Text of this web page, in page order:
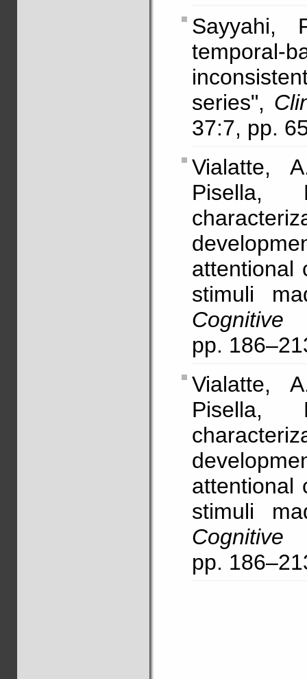
Sayyahi,
temporal-
series",
37:7, pp.
Vialatte,
Pisella,
attentional
stimuli
Cognitive
pp.
Vialatte,
Pisella,
attentional
stimuli
Cognitive
pp.